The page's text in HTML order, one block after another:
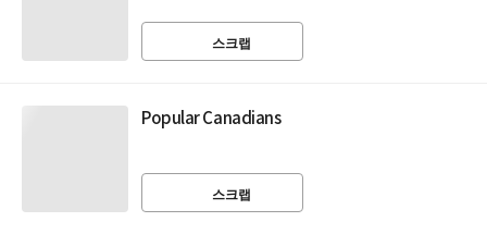
스크랩
Popular Canadians
스크랩